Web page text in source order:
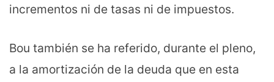
incrementos ni de tasas ni de impuestos.
Bou también se ha referido, durante el pleno,
a la amortización de la deuda que en esta